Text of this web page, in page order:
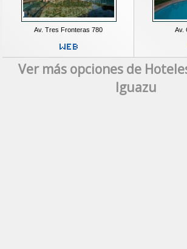
Av. Tres Fronteras 780 Av.
Ver más opciones de
Iguazu